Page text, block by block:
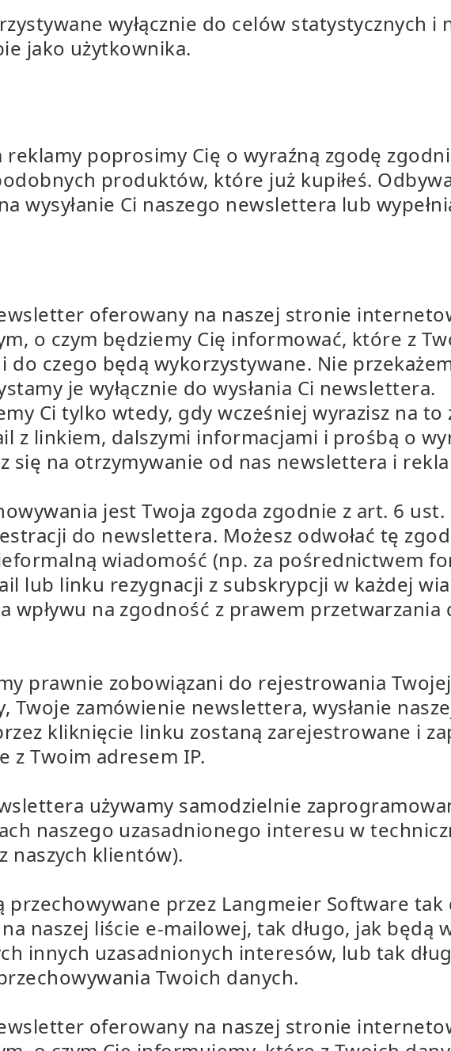
wyłącznie do celów statystycznych i
jako użytkownika.
reklamy poprosimy Cię o wyraźną zgodę
produktów, które już kupiłeś.
wysyłanie Ci naszego newslettera lub
oferowany na naszej stronie
o czym będziemy Cię informować, które z
do czego będą wykorzystywane. Nie
je wyłącznie do wysłania Ci newslettera.
Ci tylko wtedy, gdy wcześniej wyrazisz na to
z linkiem, dalszymi informacjami i prośbą o
się na otrzymywanie od nas newslettera i
jest Twoja zgoda zgodnie z art. 6
do newslettera. Możesz odwołać tę
wiadomość (np. za pośrednictwem
lub linku rezygnacji z subskrypcji w każdej
wpływu na zgodność z prawem
prawnie zobowiązani do rejestrowania
Twoje zamówienie newslettera, wysłanie
kliknięcie linku zostaną zarejestrowane i
z Twoim adresem IP.
używamy samodzielnie
naszego uzasadnionego interesu w
naszych klientów).
przechowywane przez Langmeier Software tak
naszej liście e-mailowej, tak długo, jak będą
innych uzasadnionych interesów, lub tak
Twoich danych.
oferowany na naszej stronie